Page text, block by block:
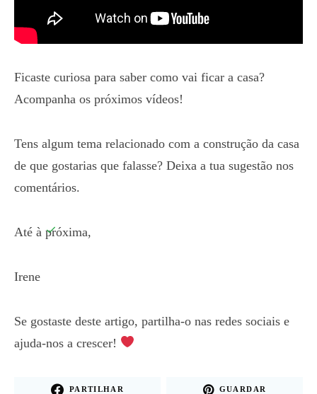
Ficaste curiosa para saber como vai ficar a casa?
Acompanha os próximos vídeos!
Tens algum tema relacionado com a construção da casa
de que gostarias que falasse? Deixa a tua sugestão nos
comentários.
Até à próxima,
Irene
Se gostaste deste artigo, partilha-o nas redes sociais e
ajuda-nos a crescer!
PARTILHAR GUARDAR